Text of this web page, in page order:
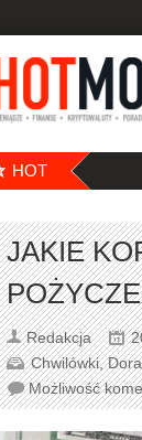
HOT
JAKIE
Redakcja
Chwilówki,
Możliwość